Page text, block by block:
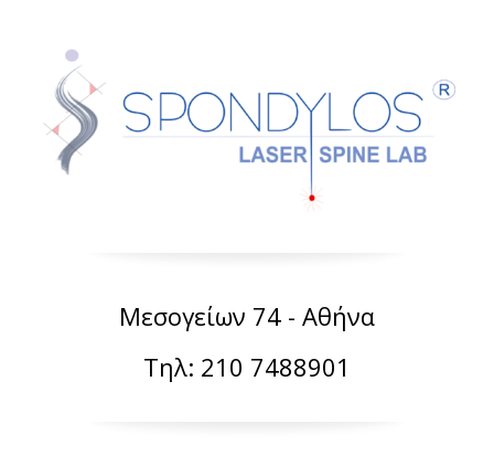
Μεσογείων 74 - Αθήνα
Τηλ: 210 7488901